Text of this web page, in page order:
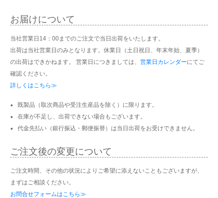
お届けについて
当社営業日14：00までのご注文で当日出荷をいたします。
出荷は当社営業日のみとなります。休業日（土日祝日、年末年始、夏季）
の出荷はできかねます。 営業日につきましては、 営業日カレンダーにてご
確認ください。
詳しくはこちら≫
既製品（取次商品や受注生産品を除く）に限ります。
在庫が不足し、出荷できない場合もございます。
代金先払い（銀行振込・郵便振替）は当日出荷をお受けできません。
ご注文後の変更について
ご注文時間、その他の状況によりご希望に添えないこともございますが、
まずはご相談ください。
お問合せフォームはこちら≫